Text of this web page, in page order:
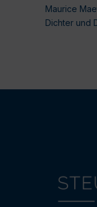
Maurice
Dichter und